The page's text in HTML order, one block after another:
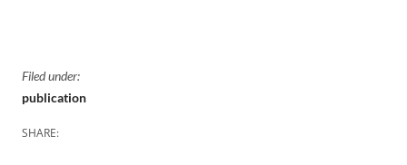
Filed under:
publication
SHARE: